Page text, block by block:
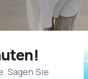
Sagen Sie